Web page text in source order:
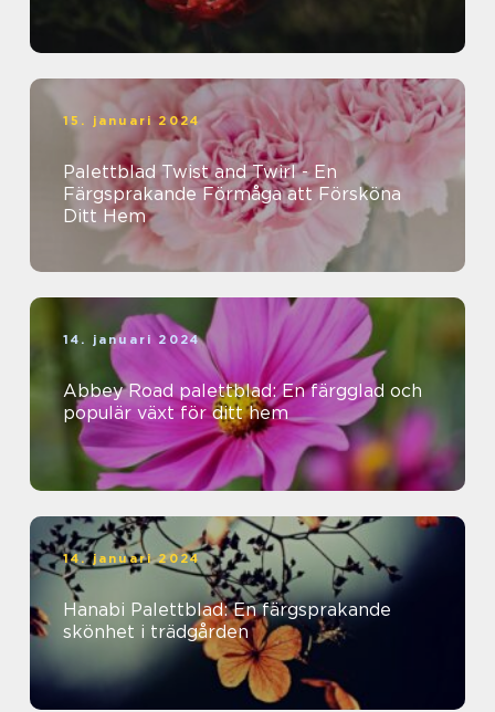
15. januari 2024
Palettblad Twist and Twirl - En
Färgsprakande Förmåga att Försköna
Ditt Hem
14. januari 2024
Abbey Road palettblad: En färgglad och
populär växt för ditt hem
14. januari 2024
Hanabi Palettblad: En färgsprakande
skönhet i trädgården